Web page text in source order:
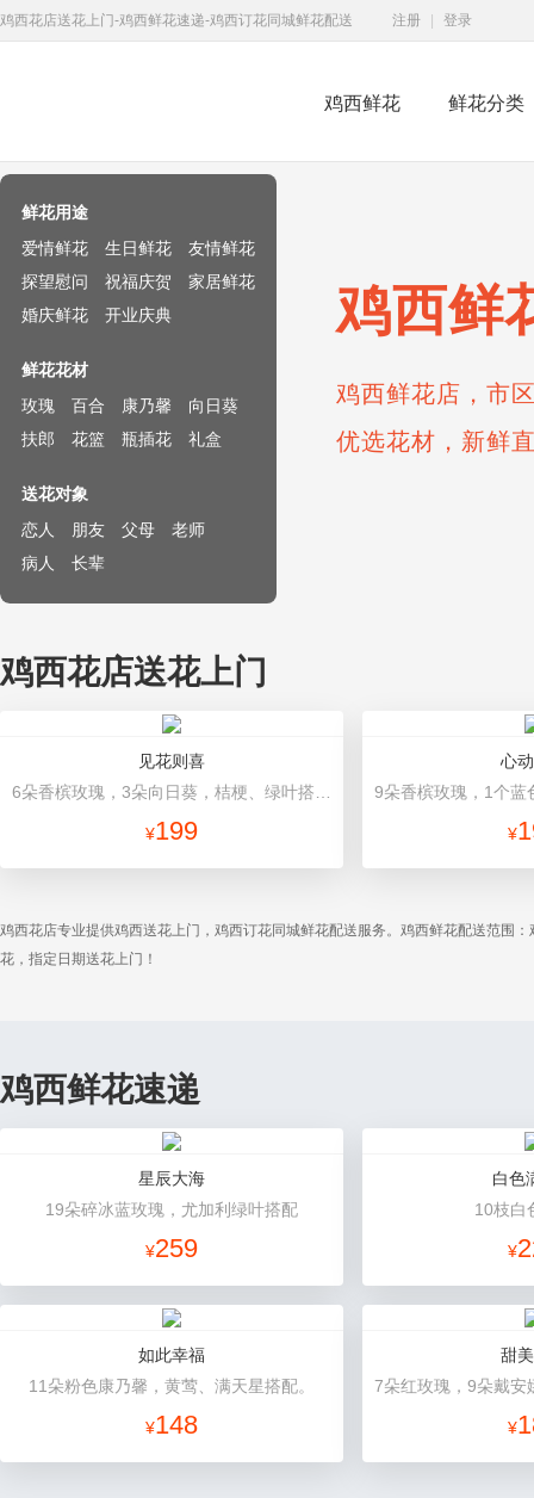
鸡西花店送花上门-鸡西鲜花速递-鸡西订花同城鲜花配送 注册 登录
鸡西鲜花 鲜花分类
鸡西鲜
鸡西鲜花店，市
优选花材，新鲜
鲜花用途
爱情鲜花
生日鲜花
友情鲜花
探望慰问
祝福庆贺
家居鲜花
婚庆鲜花
开业庆典
鲜花花材
玫瑰
百合 康乃馨
向日葵
扶郎
花篮 瓶插花 礼盒
送花对象
恋人
朋友 父母
老师
病人
长辈
鸡西花店送花上门
见花则喜
¥199
心
¥
鸡西花店专业提供鸡西送花上门，鸡西订花同城鲜花配送服务。鸡西鲜花配送范围
花，指定日期送花上门！
鸡西鲜花速递
星辰大海
19朵碎冰蓝玫瑰，尤加利绿叶搭配
¥259
白色
10枝白
¥
如此幸福
11朵粉色康乃馨，黄莺、满天星搭配。
¥148
甜
¥